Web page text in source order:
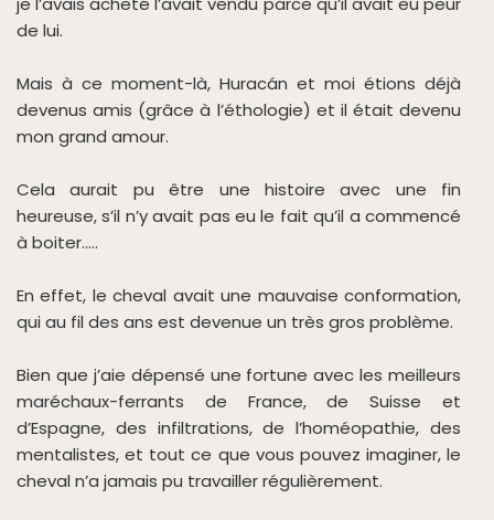
de lui.
Mais à ce moment-là, Huracán et moi étions déjà
devenus amis (grâce à l’éthologie) et il était devenu
mon grand amour.
Cela aurait pu être une histoire avec une fin
heureuse, s’il n’y avait pas eu le fait qu’il a commencé
à boiter…..
En effet, le cheval avait une mauvaise conformation,
qui au fil des ans est devenue un très gros problème.
Bien que j’aie dépensé une fortune avec les meilleurs
maréchaux-ferrants de France, de Suisse et
d’Espagne, des infiltrations, de l’homéopathie, des
mentalistes, et tout ce que vous pouvez imaginer, le
cheval n’a jamais pu travailler régulièrement.